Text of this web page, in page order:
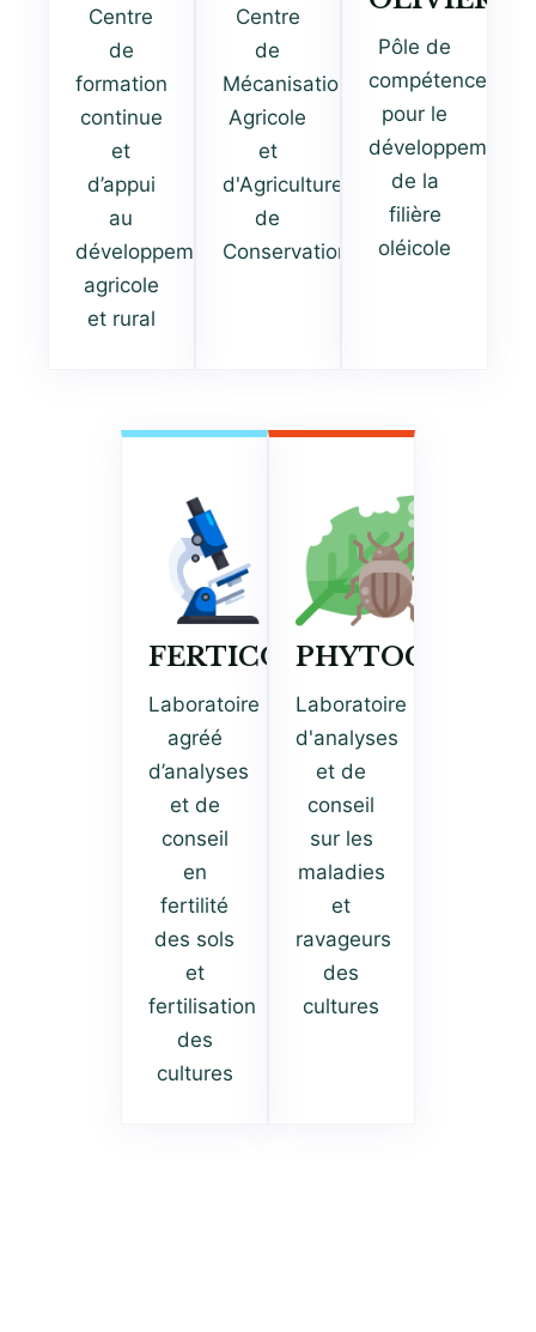
Centre
de
formation
continue
et
d’appui
au
développement
agricole
et rural
Centre
de
Mécanisation
Agricole
et
d'Agriculture
de
Conservation
Pôle de
compétence
pour le
développement
de la
filière
oléicole
FERTICONSEIL
Laboratoire
agréé
d’analyses
et de
conseil
en
fertilité
des sols
et
fertilisation
des
cultures
Laboratoire
d'analyses
et de
conseil
sur les
maladies
et
ravageurs
des
cultures